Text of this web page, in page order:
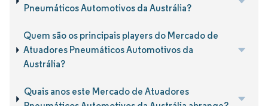
Pneumáticos Automotivos da Austrália?
Quem são os principais players do Mercado de
Atuadores Pneumáticos Automotivos da
Austrália?
Quais anos este Mercado de Atuadores